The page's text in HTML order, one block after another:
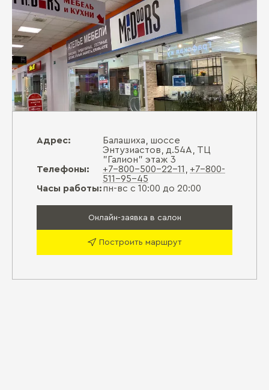
Адрес:
Балашиха, шоссе
Энтузиастов, д.54А, ТЦ
"Галион" этаж 3
Телефоны:
+7-800-500-22-11 , +7-800-
511-95-45
Часы работы:пн-вс с 10:00 до 20:00
Онлайн-заявка в салон
Построить маршрут